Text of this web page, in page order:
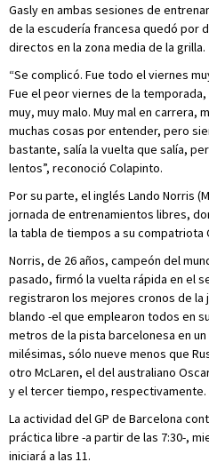
Gasly en ambas sesiones de
de la escudería francesa quedó por
directos en la zona media de la grilla.
“Se complicó. Fue todo el viernes
Fue el peor viernes de la
muy, muy malo. Muy mal en carrera,
muchas cosas por entender, pero
bastante, salía la vuelta que salía,
lentos”, reconoció Colapinto.
Por su parte, el inglés Lando Norris
jornada de entrenamientos libres,
la tabla de tiempos a su compatriota
Norris, de 26 años, campeón del
pasado, firmó la vuelta rápida en el
registraron los mejores cronos de la
blando -el que emplearon todos en
metros de la pista barcelonesa en
milésimas, sólo nueve menos que
otro McLaren, el del australiano
y el tercer tiempo, respectivamente.
La actividad del GP de Barcelona
práctica libre -a partir de las 7:30-,
iniciará a las 11.